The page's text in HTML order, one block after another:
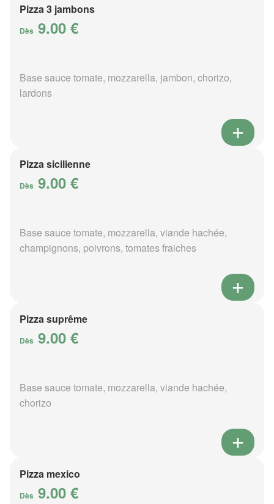
Pizza 3 jambons
Dès 9.00 €
Base sauce tomate, mozzarella, jambon, chorizo,
lardons
Pizza sicilienne
Dès 9.00 €
Base sauce tomate, mozzarella, viande hachée,
champignons, poivrons, tomates fraiches
Pizza suprême
Dès 9.00 €
Base sauce tomate, mozzarella, viande hachée,
chorizo
Pizza mexico
Dès 9.00 €